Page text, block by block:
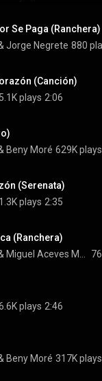
Se Paga (Ranchera)
Jorge Negrete 880
(Canción)
5.1K plays 2:06
Beny Moré 629K plays
(Serenata)
1.3K plays 2:35
(Ranchera)
plays 2:46
Beny Moré 317K plays